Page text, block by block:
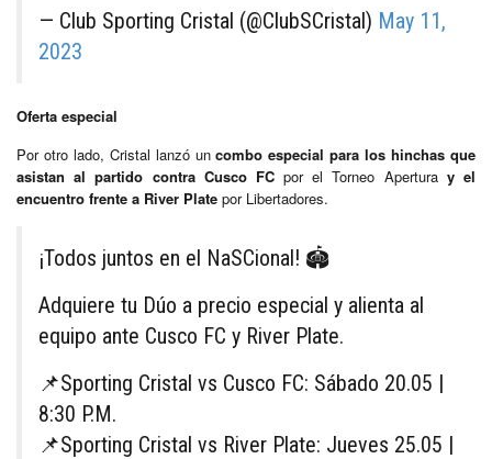
— Club Sporting Cristal (@ClubSCristal) May 11,
2023
Oferta especial
Por otro lado, Cristal lanzó uncombo especial para los hinchas que
asistan al partido contra Cusco FCpor el Torneo Apertura y el
encuentro frente a River Plate por Libertadores.
¡Todos juntos en el NaSCional! 🏟️
Adquiere tu Dúo a precio especial y alienta al
equipo ante Cusco FC y River Plate.
📌Sporting Cristal vs Cusco FC: Sábado 20.05 |
8:30 P.M.
📌Sporting Cristal vs River Plate: Jueves 25.05 |